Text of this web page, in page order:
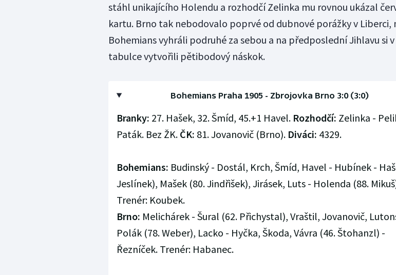
stáhl unikajícího Holendu a rozhodčí Zelinka mu rovnou ukázal
kartu. Brno tak nebodovalo poprvé od dubnové porážky v Liberci,
Bohemians vyhráli podruhé za sebou a na předposlední Jihlavu si
tabulce vytvořili pětibodový náskok.
Bohemians Praha 1905 - Zbrojovka Brno 3:0 (3:0)
Branky: 27. Hašek, 32. Šmíd, 45.+1 Havel. Rozhodčí: Zelinka -
Paták. Bez ŽK. ČK: 81. Jovanovič (Brno). Diváci: 4329.
Bohemians: Budinský - Dostál, Krch, Šmíd, Havel - Hubínek -
Jeslínek), Mašek (80. Jindřišek), Jirásek, Luts - Holenda (88.
Trenér: Koubek.
Brno: Melichárek - Šural (62. Přichystal), Vraštil, Jovanovič,
Polák (78. Weber), Lacko - Hyčka, Škoda, Vávra (46. Štohanzl) -
Řezníček. Trenér: Habanec.